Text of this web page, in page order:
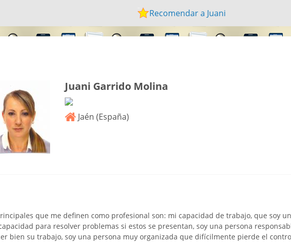
Recomendar a Juani
Juani Garrido Molina
Jaén (España)
que me definen como profesional son: mi capacidad de trabajo, que soy
para resolver problemas si estos se presentan, soy una persona
bien su trabajo, soy una persona muy organizada que difícilmente pierde el